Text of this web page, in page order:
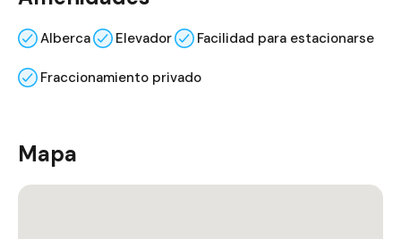
Alberca Elevador Facilidad para estacionarse
Fraccionamiento privado
Mapa